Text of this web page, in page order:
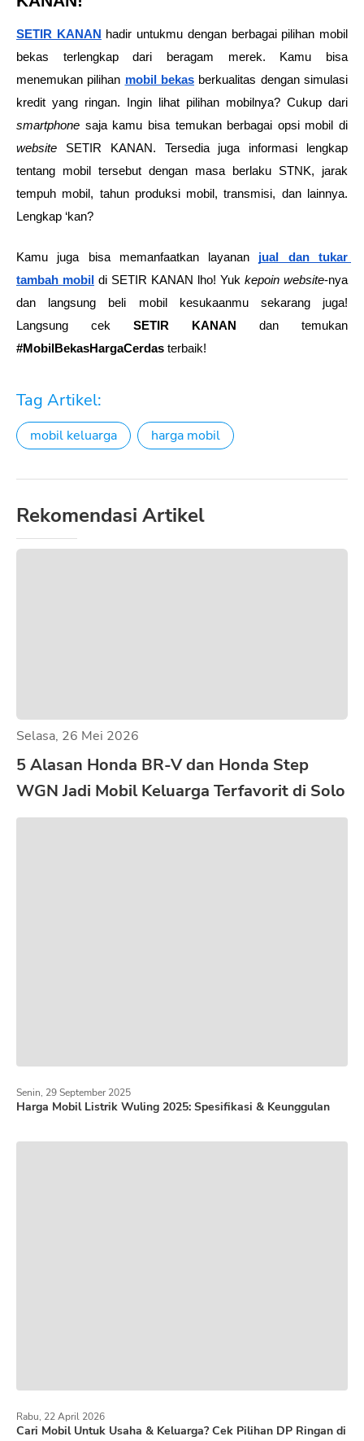
SETIR KANAN
hadir untukmu dengan berbagai pilihan mobil
bekas terlengkap dari beragam merek. Kamu bisa
menemukan pilihan mobil bekas berkualitas dengan simulasi
smartphone saja kamu bisa temukan berbagai opsi mobil
website SETIR KANAN. Tersedia juga informasi lengkap
tentang mobil tersebut dengan masa berlaku STNK, jarak
tempuh mobil, tahun produksi mobil, transmisi, dan lainnya.
Lengkap ‘kan?
Kamu juga bisa memanfaatkan layanan jual dan tukar
tambah mobil di SETIR KANAN lho! Yuk kepoin website-nya
dan langsung beli mobil kesukaanmu sekarang juga!
Langsung cek SETIR KANAN
#MobilBekasHargaCerdas terbaik!
Tag Artikel:
mobil keluarga harga mobil
Rekomendasi Artikel
Selasa, 26 Mei 2026
5 Alasan Honda BR-V dan Honda Step
WGN Jadi Mobil Keluarga Terfavorit di Solo
Harga Mobil Listrik Wuling 2025: Spesifikasi & Keunggulan
Senin, 29 September 2025
Cari Mobil Untuk Usaha & Keluarga? Cek Pilihan DP Ringan di
Rabu, 22 April 2026